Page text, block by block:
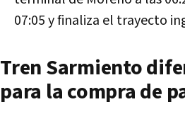
07:05 y finaliza el trayecto
Tren Sarmiento
para la compra de